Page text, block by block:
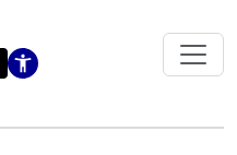
Apri le